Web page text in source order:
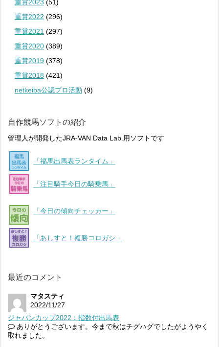
重賞2023 (51)
重賞2022 (296)
重賞2021 (297)
重賞2020 (389)
重賞2019 (378)
重賞2018 (421)
netkeiba公認プロ活動 (9)
自作競馬ソフトの紹介
管理人が開発したJRA-VAN Data Lab.用ソフトです
「福馬出馬表ランタイム」
「注目騎手今日の騎乗馬」
「今日の傾向チェッカー」
「あしすと！複勝コロガシ」
最近のコメント
マタスティ
2022/11/27
ジャパンカップ2022：指数付出馬表
ありがとうございます。今まで秋はチグハグでしたがようやく
取れました。